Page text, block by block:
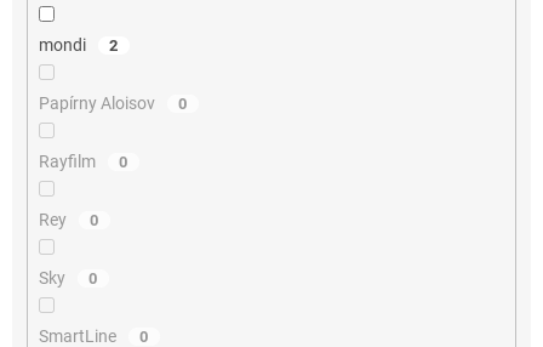
mondi 2
Papírny Aloisov 0
Rayfilm 0
Rey 0
Sky 0
SmartLine 0